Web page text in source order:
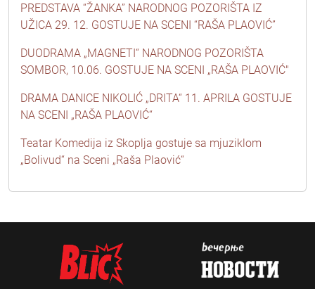
PREDSTAVA “ŽANKA” NARODNOG POZORIŠTA IZ
UŽICA 29. 12. GOSTUJE NA SCENI “RAŠA PLAOVIĆ”
DUODRAMA „MAGNETI“ NARODNOG POZORIŠTA
SOMBOR, 10.06. GOSTUJE NA SCENI „RAŠA PLAOVIĆ"
DRAMA DANICE NIKOLIĆ „DRITA“ 11. APRILA GOSTUJE
NA SCENI „RAŠA PLAOVIĆ“
Teatar Komedija iz Skoplja gostuje sa mjuziklom
„Bolivud“ na Sceni „Raša Plaović“